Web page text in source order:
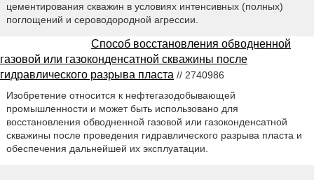
цементирования скважин в условиях интенсивных (полных)
поглощений и сероводородной агрессии.
Способ восстановления обводненной
газовой или газоконденсатной скважины после
гидравлического разрыва пласта // 2740986
Изобретение относится к нефтегазодобывающей
промышленности и может быть использовано для
восстановления обводненной газовой или газоконденсатной
скважины после проведения гидравлического разрыва пласта и
обеспечения дальнейшей их эксплуатации.